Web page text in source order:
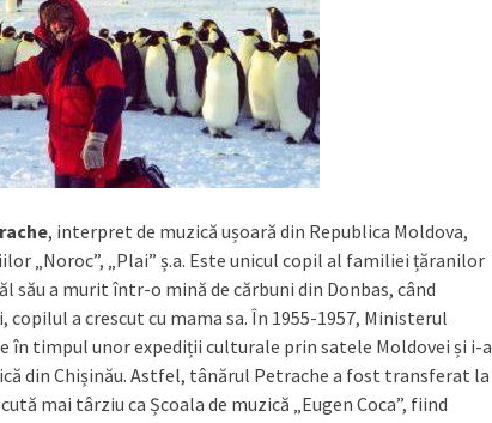
, interpret de muzică ușoară din Republica Moldova,
„Noroc”, „Plai” ș.a. Este unicul copil al familiei țăranilor
său a murit într-o mină de cărbuni din Donbas, când
copilul a crescut cu mama sa. În 1955-1957, Ministerul
în timpul unor expediții culturale prin satele Moldovei și i-a
din Chișinău. Astfel, tânărul Petrache a fost transferat la
mai târziu ca Școala de muzică „Eugen Coca”, fiind